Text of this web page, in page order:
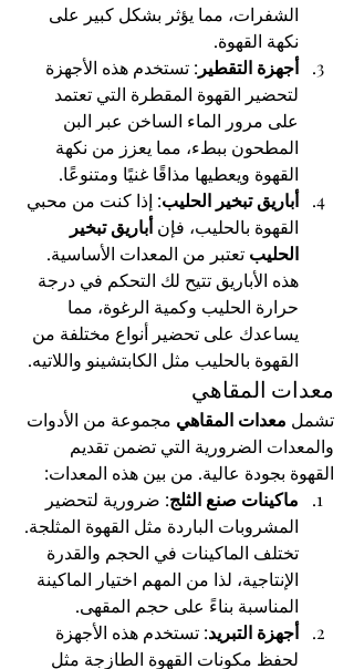
الشفرات، مما يؤثر بشكل كبير على
نكهة القهوة.
أجهزة التقطير : تستخدم هذه الأجهزة
لتحضير القهوة المقطرة التي تعتمد
على مرور الماء الساخن عبر البن
المطحون ببطء، مما يعزز من نكهة
القهوة ويعطيها مذاقًا غنيًا ومتنوعًا.
أباريق تبخير الحليب: إذا كنت من محبي
القهوة بالحليب، فإن أباريق تبخير
الحليب تعتبر من المعدات الأساسية.
هذه الأباريق تتيح لك التحكم في درجة
حرارة الحليب وكمية الرغوة، مما
يساعدك على تحضير أنواع مختلفة من
القهوة بالحليب مثل الكابتشينو واللاتيه.
معدات المقاهي
تشمل معدات المقاهي مجموعة من الأدوات
والمعدات الضرورية التي تضمن تقديم
القهوة بجودة عالية. من بين هذه المعدات:
ماكينات صنع الثلج: ضرورية لتحضير
المشروبات الباردة مثل القهوة المثلجة.
تختلف الماكينات في الحجم والقدرة
الإنتاجية، لذا من المهم اختيار الماكينة
المناسبة بناءً على حجم المقهى.
أجهزة التبريد: تستخدم هذه الأجهزة
لحفظ مكونات القهوة الطازجة مثل